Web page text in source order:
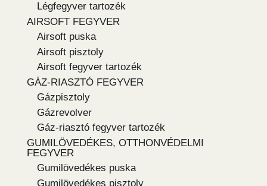
Légfegyver tartozék
AIRSOFT FEGYVER
Airsoft puska
Airsoft pisztoly
Airsoft fegyver tartozék
GÁZ-RIASZTÓ FEGYVER
Gázpisztoly
Gázrevolver
Gáz-riasztó fegyver tartozék
GUMILÖVEDÉKES, OTTHONVÉDELMI
FEGYVER
Gumilövedékes puska
Gumilövedékes pisztoly